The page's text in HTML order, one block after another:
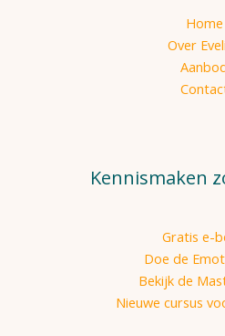
Home
Over
Kennismaken
Gratis e-
Doe de
Bekijk de
Nieuwe cursus